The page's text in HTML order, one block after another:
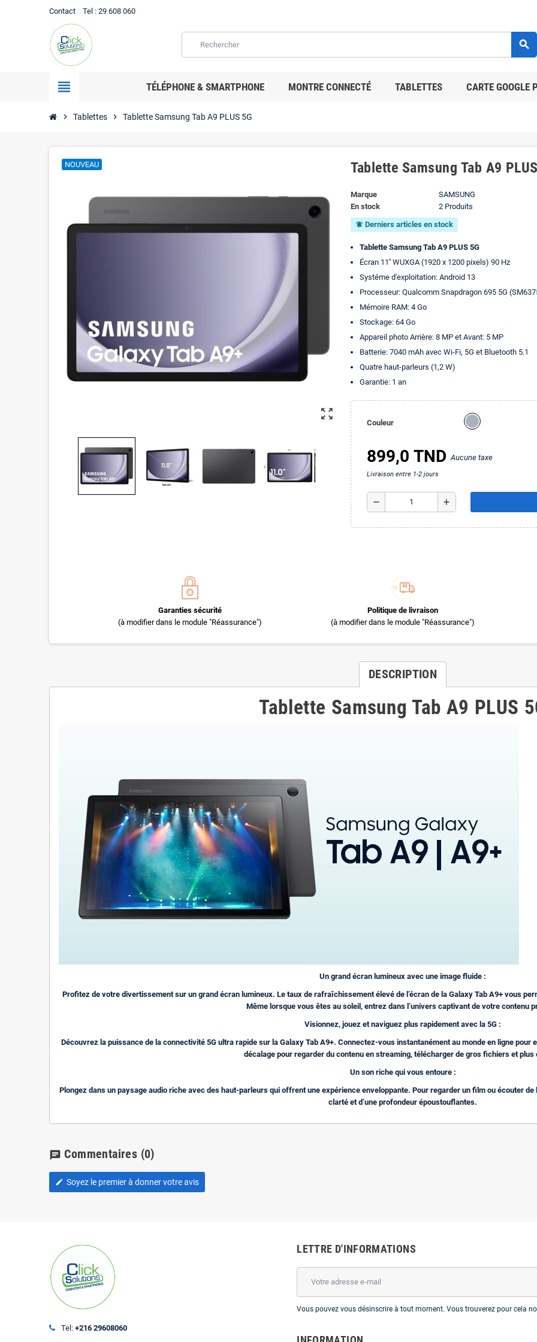
Contact Tel : 29 608 060
search
view_headline TÉLÉPHONE & SMARTPHONE MONTRE CONNECTÉ TABLETTES CARTE GOOGLE
chevron_right Tablettes chevron_right Tablette Samsung Tab A9 PLUS 5G
zoom_out_map
NOUVEAU Tablette Samsung Tab A9
Marque
SAMSUNG
En stock
2 Produits
notifications_active Derniers articles en stock
Tablette Samsung Tab A9 PLUS 5G
Écran 11'' WUXGA (1920 x 1200 pixels) 90 Hz
Systéme d'exploitation: Android 13
Processeur: Qualcomm Snapdragon 695 5G
Mémoire RAM: 4 Go
Stockage: 64 Go
Appareil photo Arrière: 8 MP et Avant: 5 MP
Batterie: 7040 mAh avec Wi-Fi, 5G et Bluetooth 5.1
Quatre haut-parleurs (1,2 W)
Garantie: 1 an
Couleur
899,0 TNDAucune taxe
Livraison entre 1-2 jours
remove add
Garanties sécurité
(à modifier dans le module "Réassurance")
Politique de livraison
(à modifier dans le module "Réassurance")
DESCRIPTION
Tablette Samsung Tab A9 PLUS
Un grand écran lumineux avec une image fluide :
Profitez de votre divertissement sur un grand écran lumineux. Le taux de rafraîchissement élevé de l’écran de la Galaxy Tab A9+ vous
Même lorsque vous êtes au soleil, entrez dans l’univers captivant de votre contenu
Visionnez, jouez et naviguez plus rapidement avec la 5G :
Découvrez la puissance de la connectivité 5G ultra rapide sur la Galaxy Tab A9+. Connectez-vous instantanément au monde en ligne
décalage pour regarder du contenu en streaming, télécharger de gros fichiers et plus
Un son riche qui vous entoure :
Plongez dans un paysage audio riche avec des haut-parleurs qui offrent une expérience enveloppante. Pour regarder un film ou écouter de
clarté et d’une profondeur époustouflantes.
chat Commentaires (0)
edit Soyez le premier à donner votre avis
Tel: +216 29608060
LETTRE D'INFORMATIONS
Vous pouvez vous désinscrire à tout moment. Vous trouverez pour cela